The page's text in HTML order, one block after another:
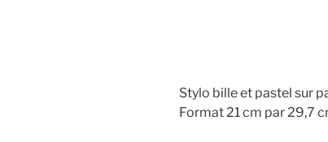
Stylo bille et pastel sur
Format 21 cm par 29,7